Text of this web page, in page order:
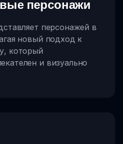
персонажи
персонажей в
новый подход к
который
и визуально